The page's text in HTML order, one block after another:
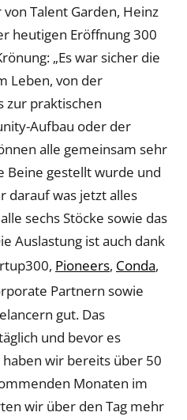
Talent Garden, Heinz
heutigen Eröffnung 300
„Es war sicher die
Leben, von der
zur praktischen
Aufbau oder der
alle gemeinsam sehr
Beine gestellt wurde und
darauf was jetzt alles
sechs Stöcke sowie das
Auslastung ist auch dank
Pioneers, Conda,
Partnern sowie
gut. Das
und bevor es
wir bereits über 50
Monaten im
wir über den Tag mehr